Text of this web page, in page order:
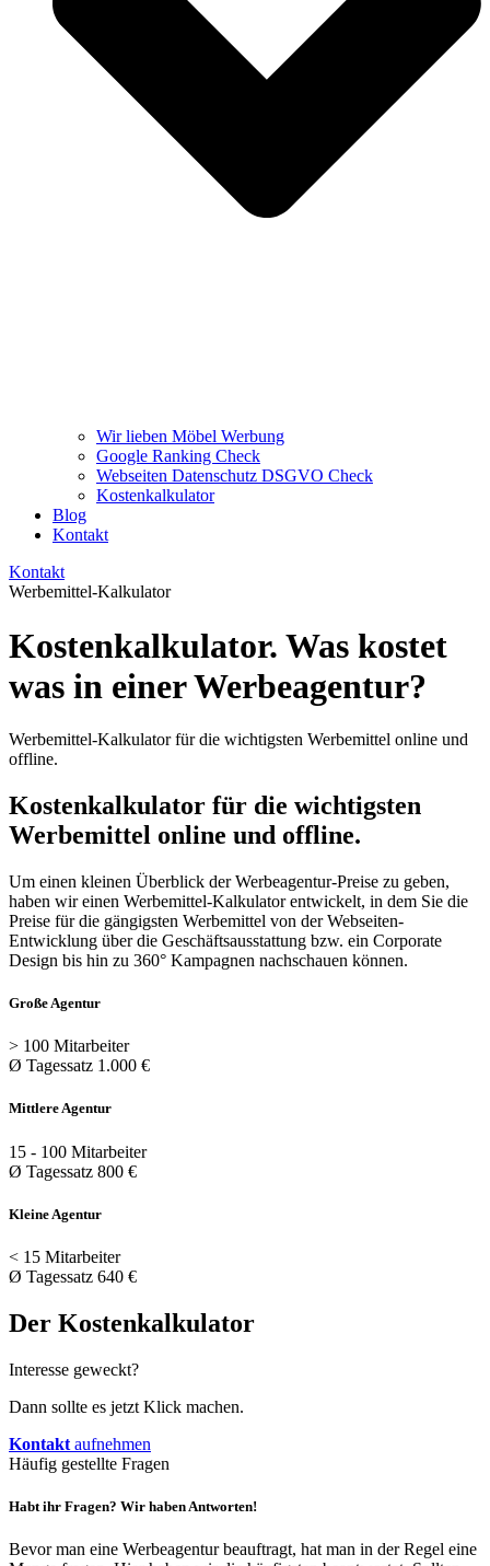
Wir lieben Möbel Werbung
Google Ranking Check
Webseiten Datenschutz DSGVO Check
Kostenkalkulator
Blog
Kontakt
Kontakt
Werbemittel-Kalkulator
Kostenkalkulator. Was kostet
was in einer Werbeagentur?
Werbemittel-Kalkulator für die wichtigsten Werbemittel online und
offline.
Kostenkalkulator für die wichtigsten
Werbemittel online und offline.
Um einen kleinen Überblick der Werbeagentur-Preise zu geben,
haben wir einen Werbemittel-Kalkulator entwickelt, in dem Sie die
Preise für die gängigsten Werbemittel von der Webseiten-
Entwicklung über die Geschäftsausstattung bzw. ein Corporate
Design bis hin zu 360° Kampagnen nachschauen können.
Große Agentur
> 100 Mitarbeiter
Ø Tagessatz 1.000 €
Mittlere Agentur
15 - 100 Mitarbeiter
Ø Tagessatz 800 €
Kleine Agentur
< 15 Mitarbeiter
Ø Tagessatz 640 €
Der Kostenkalkulator
Interesse geweckt?
Dann sollte es jetzt Klick machen.
Kontakt aufnehmen
Häufig gestellte Fragen
Habt ihr Fragen? Wir haben Antworten!
Bevor man eine Werbeagentur beauftragt, hat man in der Regel eine